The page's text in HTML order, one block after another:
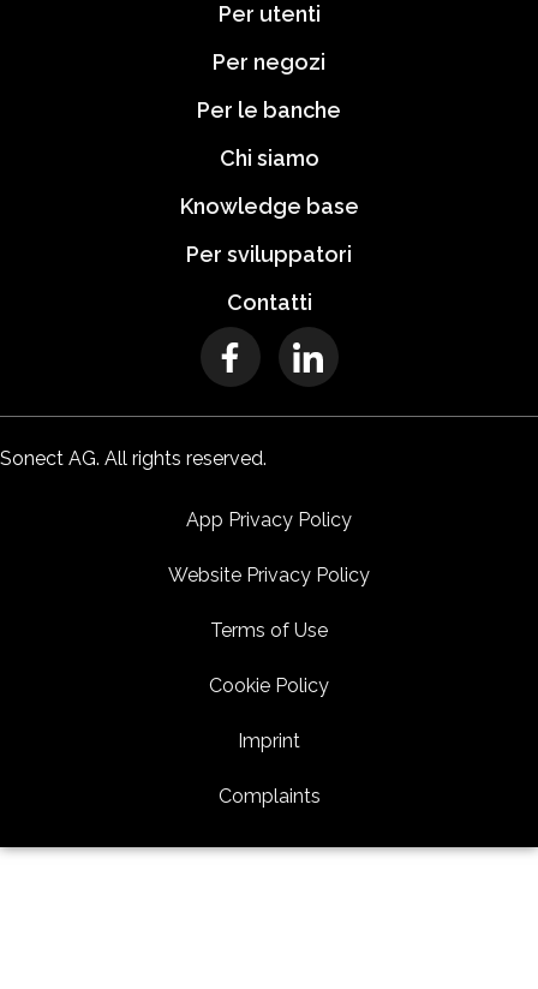
Per utenti
Per negozi
Per le banche
Chi siamo
Knowledge base
Per sviluppatori
Contatti
Sonect AG. All rights reserved.
App Privacy Policy
Website Privacy Policy
Terms of Use
Cookie Policy
Imprint
Complaints